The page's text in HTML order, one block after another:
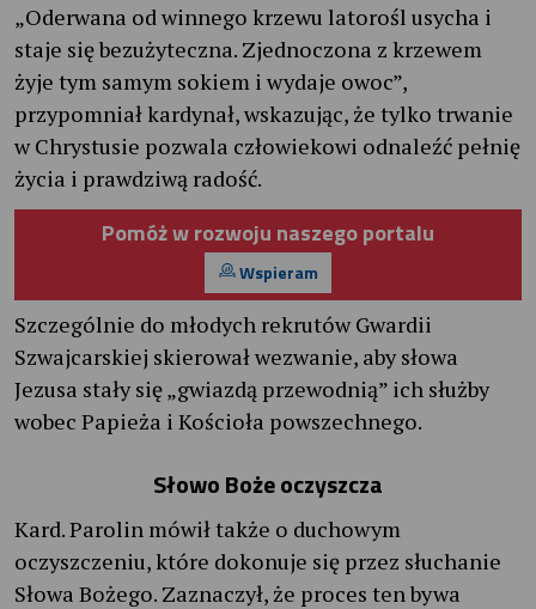
„Oderwana od winnego krzewu latorośl usycha i
staje się bezużyteczna. Zjednoczona z krzewem
żyje tym samym sokiem i wydaje owoc”,
przypomniał kardynał, wskazując, że tylko trwanie
w Chrystusie pozwala człowiekowi odnaleźć pełnię
życia i prawdziwą radość.
Pomóż w rozwoju naszego portalu
Wspieram
Szczególnie do młodych rekrutów Gwardii
Szwajcarskiej skierował wezwanie, aby słowa
Jezusa stały się „gwiazdą przewodnią” ich służby
wobec Papieża i Kościoła powszechnego.
Słowo Boże oczyszcza
Kard. Parolin mówił także o duchowym
oczyszczeniu, które dokonuje się przez słuchanie
Słowa Bożego. Zaznaczył, że proces ten bywa